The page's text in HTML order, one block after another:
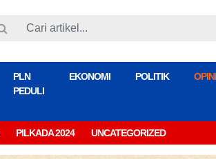
PLN
PEDULI
EKONOMI POLITIK OPINI
PILKADA 2024 UNCATEGORIZED